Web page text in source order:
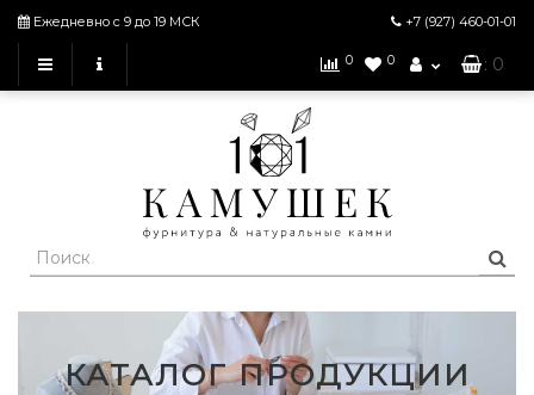
Ежедневно с 9 до 19 МСК +7 (927) 460-01-01
0 0 : 0
КАТАЛОГ ПРОДУКЦИИ